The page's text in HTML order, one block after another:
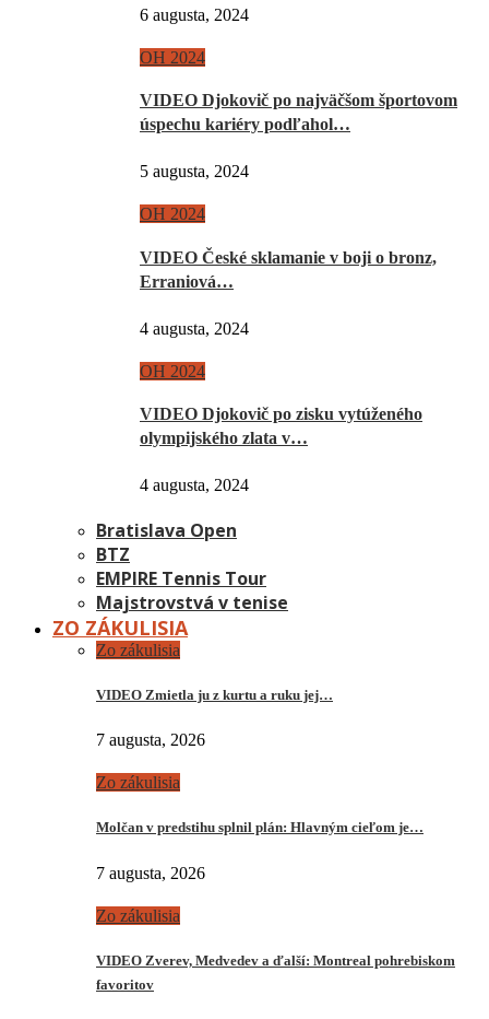
6 augusta, 2024
OH 2024
VIDEO Djokovič po najväčšom športovom
úspechu kariéry podľahol…
5 augusta, 2024
OH 2024
VIDEO České sklamanie v boji o bronz,
Erraniová…
4 augusta, 2024
OH 2024
VIDEO Djokovič po zisku vytúženého
olympijského zlata v…
4 augusta, 2024
Bratislava Open
BTZ
EMPIRE Tennis Tour
Majstrovstvá v tenise
ZO ZÁKULISIA
Zo zákulisia
VIDEO Zmietla ju z kurtu a ruku jej…
7 augusta, 2026
Zo zákulisia
Molčan v predstihu splnil plán: Hlavným cieľom je…
7 augusta, 2026
Zo zákulisia
VIDEO Zverev, Medvedev a ďalší: Montreal pohrebiskom
favoritov